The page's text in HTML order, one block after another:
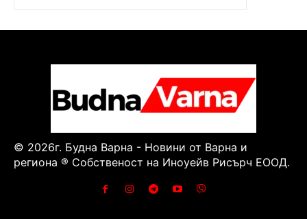
© 2026г. Будна Варна - Новини от Варна и
региона ® Собственост на Иноуейв Рисърч ЕООД.